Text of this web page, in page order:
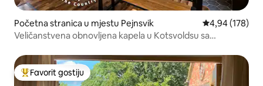
Početna stranica u mjestu Pejnsvik prosječna
4,94 (178)
Veličanstvena obnovljena kapela u Kotsvoldsu sa
Glavni favorit gostiju
Favorit gostiju